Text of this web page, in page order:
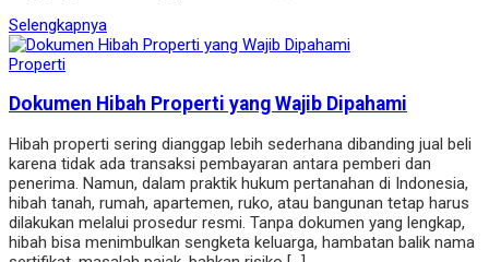
Selengkapnya
Properti
Dokumen Hibah Properti yang Wajib Dipahami
Hibah properti sering dianggap lebih sederhana dibanding jual beli
karena tidak ada transaksi pembayaran antara pemberi dan
penerima. Namun, dalam praktik hukum pertanahan di Indonesia,
hibah tanah, rumah, apartemen, ruko, atau bangunan tetap harus
dilakukan melalui prosedur resmi. Tanpa dokumen yang lengkap,
hibah bisa menimbulkan sengketa keluarga, hambatan balik nama